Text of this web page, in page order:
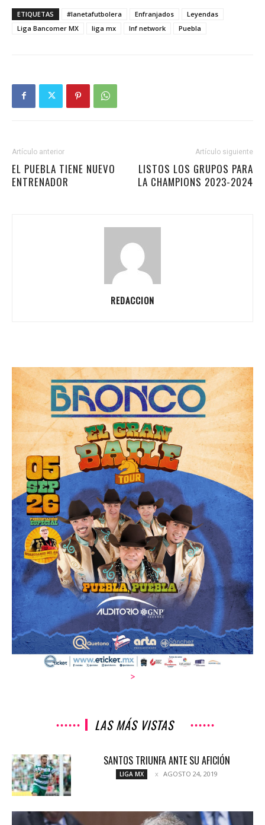
ETIQUETAS #lanetafutbolera Enfranjados
Leyendas
Liga Bancomer MX
liga mx lnf network Puebla
Artículo anterior
EL PUEBLA TIENE NUEVO
ENTRENADOR
Artículo siguiente
LISTOS LOS GRUPOS PARA
LA CHAMPIONS 2023-2024
REDACCION
>
LAS MÁS VISTAS
SANTOS TRIUNFA ANTE SU AFICIÓN
LIGA MX AGOSTO 24, 2019
FELIZ NAVIDAD FIFA